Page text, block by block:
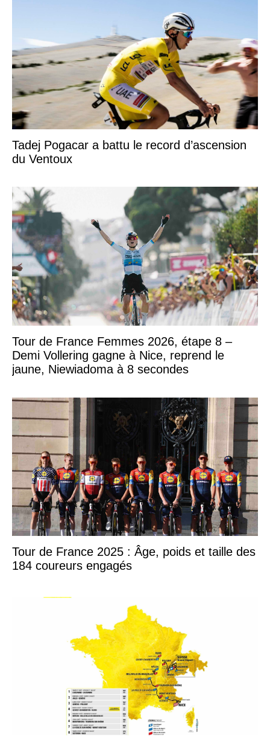
Tadej Pogacar a battu le record d’ascension
du Ventoux
Tour de France Femmes 2026, étape 8 –
Demi Vollering gagne à Nice, reprend le
jaune, Niewiadoma à 8 secondes
Tour de France 2025 : Âge, poids et taille des
184 coureurs engagés